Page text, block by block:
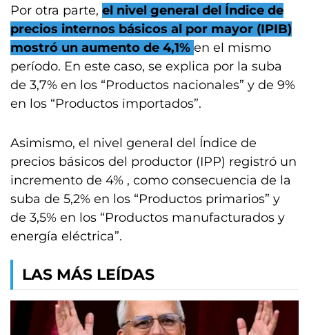
Por otra parte, el nivel general del Índice de
precios internos básicos al por mayor (IPIB)
mostró un aumento de 4,1% en el mismo
período. En este caso, se explica por la suba
de 3,7% en los “Productos nacionales” y de 9%
en los “Productos importados”.
Asimismo, el nivel general del Índice de
precios básicos del productor (IPP) registró un
incremento de 4% , como consecuencia de la
suba de 5,2% en los “Productos primarios” y
de 3,5% en los “Productos manufacturados y
energía eléctrica”.
LAS MÁS LEÍDAS